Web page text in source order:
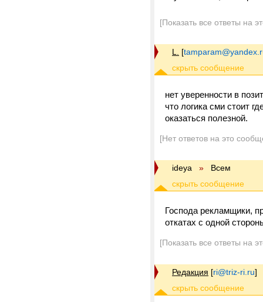
[Показать все ответы на
L. [
нет уверенности в
что логика сми стоит
оказаться полезной.
[Нет ответов на это
ideya » Всем
Господа рекламщики,
откатах с одной
[Показать все ответы на
Редакция [ri@triz-ri.ru]